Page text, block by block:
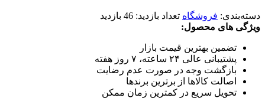
دسته‌بندی: فروشگاه تعداد بازدید: 46 بازدید
ویژگی های محصول:
تضمین بهترین قیمت بازار
پشتیبانی عالی ۲۴ ساعته، ۷ روز هفته
بازگشت وجه در صورت عدم رضایت
اصالت کالاها از برترین برندها
تحویل سریع در کمترین زمان ممکن